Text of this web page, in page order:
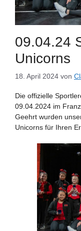
09.04.24
Unicorns
18. April 2024 von
Die offizielle
09.04.2024 im
Geehrt wurden
Unicorns für Ihren